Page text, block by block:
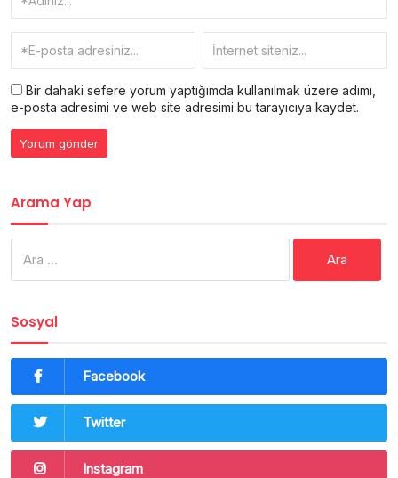
Bir dahaki sefere yorum yaptığımda kullanılmak üzere adımı,
e-posta adresimi ve web site adresimi bu tarayıcıya kaydet.
Arama Yap
Sosyal
Facebook
Twitter
Instagram